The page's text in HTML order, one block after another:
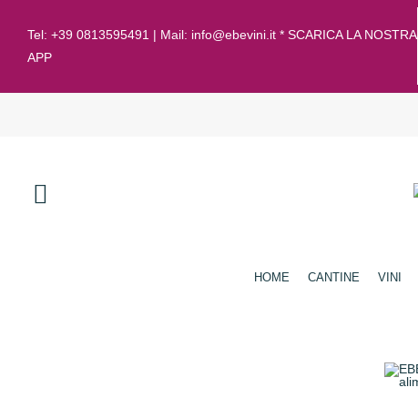
Tel: +39 0813595491 | Mail: info@ebevini.it * SCARICA LA NOSTRA
APP
HOME CANTINE VINI